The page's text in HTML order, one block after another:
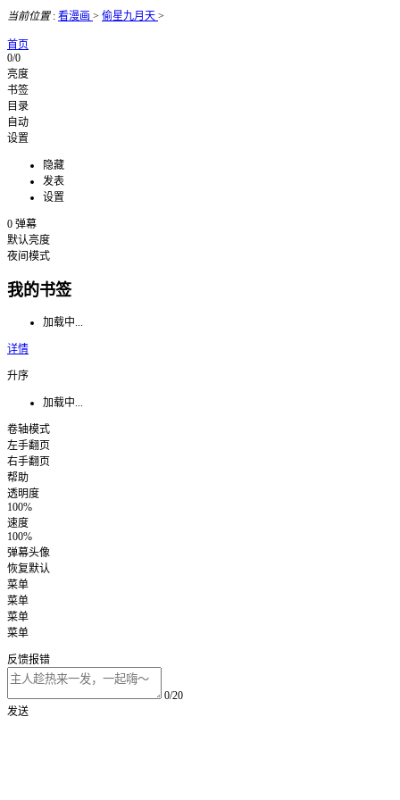
当前位置: 看漫画 > 偷星九月天 >
首页
0/0
亮度
书签
目录
自动
设置
隐藏
发表
设置
0 弹幕
默认亮度
夜间模式
我的书签
加载中...
详情
升序
加载中...
卷轴模式
左手翻页
右手翻页
帮助
透明度
100%
速度
100%
弹幕头像
恢复默认
菜单
菜单
菜单
菜单
反馈报错
0/20
发送